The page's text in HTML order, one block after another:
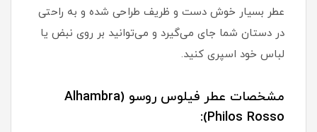
عطر بسیار خوش دست و ظریف طراحی شده و به راحتی
در دستان شما جای می‌گیرد و می‌توانید بر روی نبض یا
لباس خود اسپری کنید.
مشخصات عطر فیلوس روسو (Alhambra
Philos Rosso):